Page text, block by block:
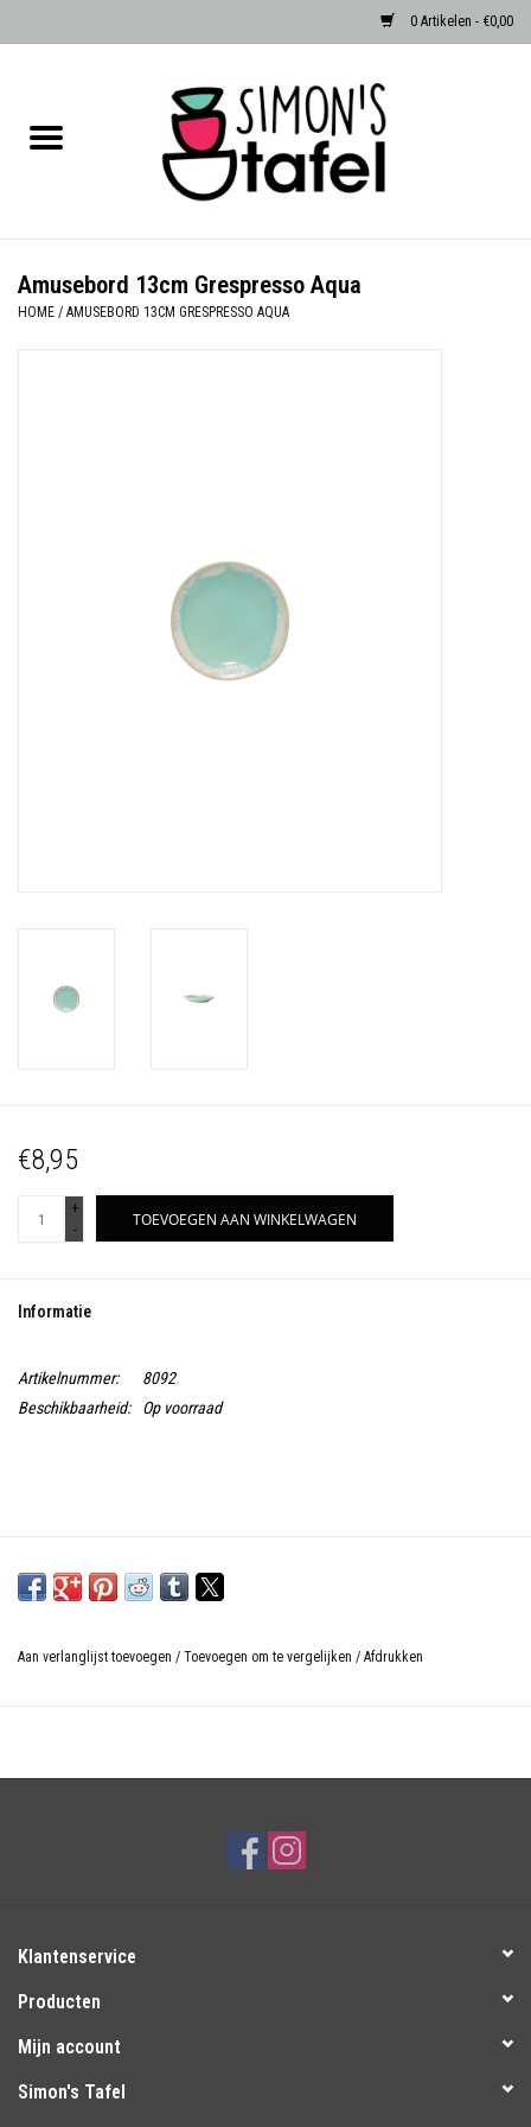
0 Artikelen - €0,00
Albast waxinehouders van Zenza
Amusebord 13cm Grespresso Aqua
HOME / AMUSEBORD 13CM GRESPRESSO AQUA
€8,95
+
-
TOEVOEGEN AAN WINKELWAGEN
Informatie
Artikelnummer:
8092
Beschikbaarheid:
Op voorraad
Aan verlanglijst toevoegen / Toevoegen om te vergelijken / Afdrukken
Klantenservice
Producten
Mijn account
Simon's Tafel